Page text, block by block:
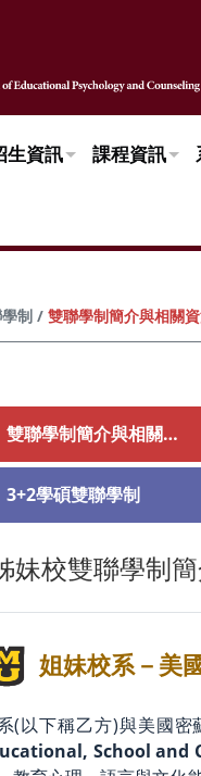
生資訊 課程資訊
制 雙聯學制簡介與相關
雙聯學制簡介與相關資源
3+2學碩雙聯學制
妹校雙聯學制
姐妹校系－
(以下稱乙方)與美國
School and